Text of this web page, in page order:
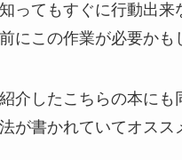
ってもすぐに行動出来
にこの作業が必要かも
介したこちらの本にも
が書かれていてオスス